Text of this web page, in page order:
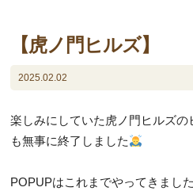
【虎ノ門ヒルズ】
2025.02.02
楽しみにしていた虎ノ門ヒルズの
も無事に終了しました
POPUPはこれまでやってきまし